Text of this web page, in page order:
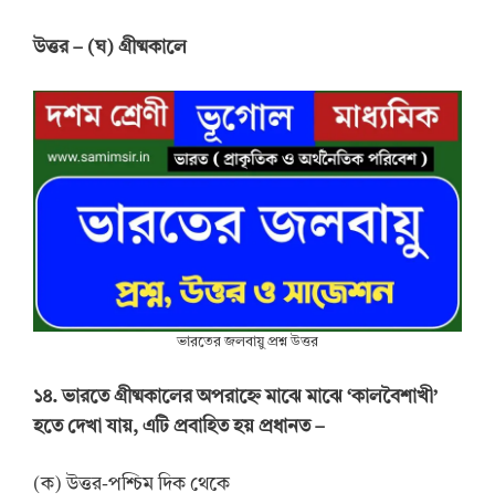
উত্তর– (ঘ) গ্রীষ্মকালে
ভারতের জলবায়ু প্রশ্ন উত্তর
১৪. ভারতে গ্রীষ্মকালের অপরাহ্নে মাঝে মাঝে ‘কালবৈশাখী’
হতে দেখা যায়, এটি প্রবাহিত হয় প্রধানত –
(ক) উত্তর-পশ্চিম দিক থেকে